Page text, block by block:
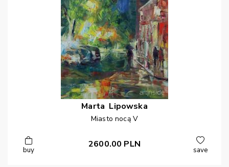
Marta Lipowska
Miasto nocą V
buy
2600.00 PLN
save